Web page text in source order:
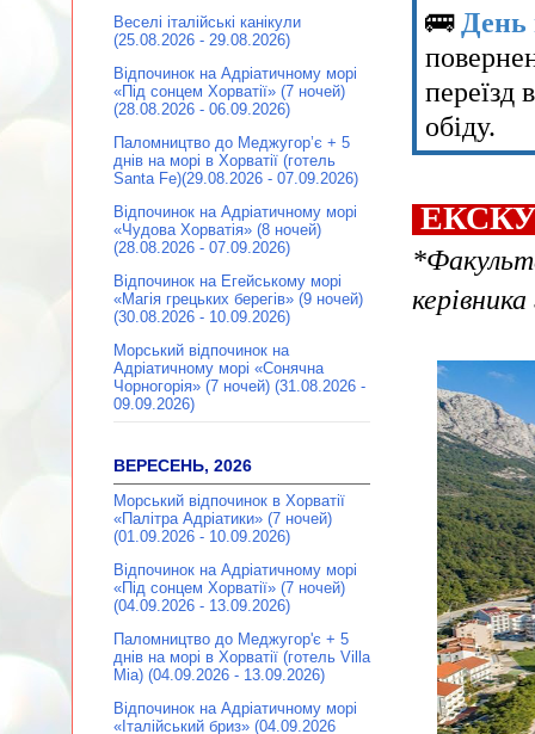
🚌 День
переїзд
обіду.
Веселі італійські канікули
(25.08.2026 - 29.08.2026)
Відпочинок на Адріатичному морі
«Під сонцем Хорватії» (7 ночей)
(28.08.2026 - 06.09.2026)
Паломництво до Меджугор’є + 5
днів на морі в Хорватії (готель
Santa Fe)(29.08.2026 - 07.09.2026)
Відпочинок на Адріатичному морі
«Чудова Хорватія» (8 ночей)
(28.08.2026 - 07.09.2026)
Відпочинок на Егейському морі
«Магія грецьких берегів» (9 ночей)
(30.08.2026 - 10.09.2026)
Морський відпочинок на
Адріатичному морі «Сонячна
Чорногорія» (7 ночей) (31.08.2026 -
09.09.2026)
ВЕРЕСЕНЬ, 2026
Морський відпочинок в Хорватії
«Палітра Адріатики» (7 ночей)
(01.09.2026 - 10.09.2026)
Відпочинок на Адріатичному морі
«Під сонцем Хорватії» (7 ночей)
(04.09.2026 - 13.09.2026)
Паломництво до Меджугор'є + 5
днів на морі в Хорватії (готель Villa
Mia) (04.09.2026 - 13.09.2026)
Відпочинок на Адріатичному морі
«Італійський бриз» (04.09.2026